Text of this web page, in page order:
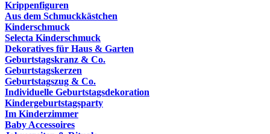
Krippenfiguren
Aus dem Schmuckkästchen
Kinderschmuck
Selecta Kinderschmuck
Dekoratives für Haus & Garten
Geburtstagskranz & Co.
Geburtstagskerzen
Geburtstagszug & Co.
Individuelle Geburtstagsdekoration
Kindergeburtstagsparty
Im Kinderzimmer
Baby Accessoires